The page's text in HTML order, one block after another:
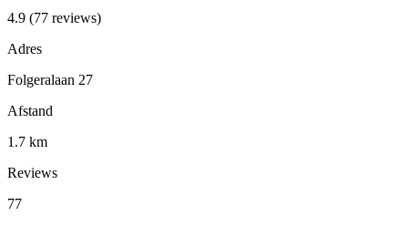
4.9 (77 reviews)
Adres
Folgeralaan 27
Afstand
1.7 km
Reviews
77